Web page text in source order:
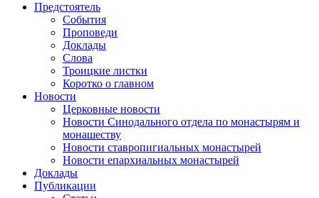
Предстоятель
События
Проповеди
Доклады
Слова
Троицкие листки
Коротко о главном
Новости
Церковные новости
Новости Синодального отдела по монастырям и
монашеству
Новости ставропигиальных монастырей
Новости епархиальных монастырей
Доклады
Публикации